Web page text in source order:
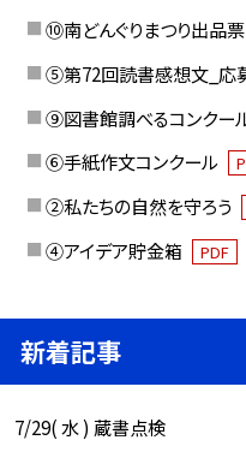
⑩南どんぐりまつり出品票
⑤第72回読書感想文_応
⑨図書館調べるコンクー
⑥手紙作文コンクール
②私たちの自然を守ろう
④アイデア貯金箱
PDF
新着記事
7/29( 水 ) 蔵書点検